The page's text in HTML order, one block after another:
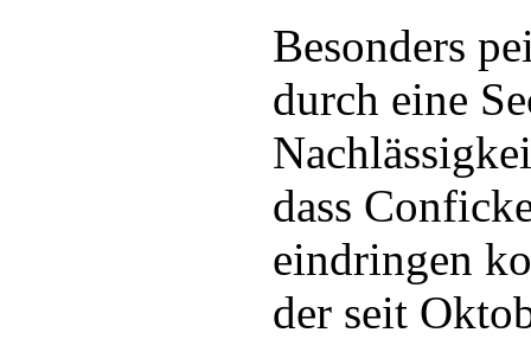
Besonders
durch eine
dass
eindringen
der seit